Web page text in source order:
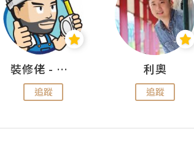
裝修佬 - 香港一站式網上裝修平台
追蹤
利奧
追蹤